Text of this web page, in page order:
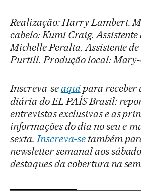
Realização: Harry Lambert.
cabelo: Kumi Craig.
Michelle Peralta. Assistente
Purtill. Produção local: Mary-
Inscreva-seaquipara receber
diária do EL PAÍS Brasil:
entrevistas exclusivas e as
informações do dia no seu e-
sexta. Inscreva-setambém
newsletter semanal aos
destaques da cobertura na